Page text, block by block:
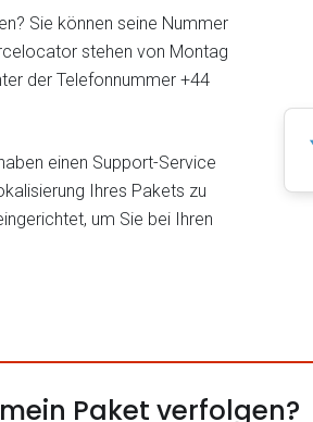
Sie können seine Nummer
stehen von Montag
der Telefonnummer +44
einen Support-Service
Ihres Pakets zu
um Sie bei Ihren
Paket verfolgen?